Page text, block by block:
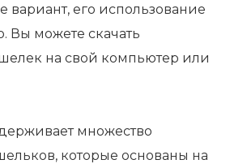
вариант, его использование
Вы можете скачать
на свой компьютер или
множество
которые основаны на